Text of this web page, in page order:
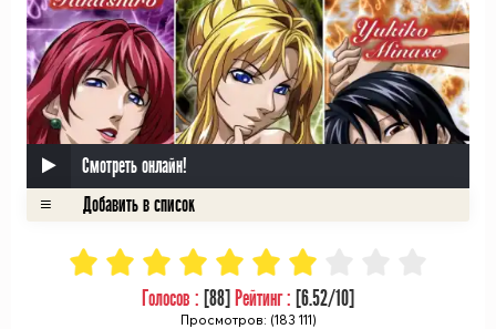
Смотреть онлайн!
Голосов : [88] Рейтинг : [6.52/10]
Просмотров: (183 111)